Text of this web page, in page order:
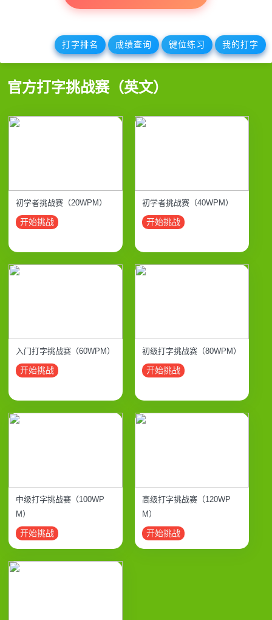
打字排名 成绩查询 键位练习 我的打字
官方打字挑战赛（英文）
初学者挑战赛（20WPM）
开始挑战
初学者挑战赛（40WPM）
开始挑战
入门打字挑战赛（60WPM）
开始挑战
初级打字挑战赛（80WPM）
开始挑战
中级打字挑战赛（100WP
M）
开始挑战
高级打字挑战赛（120WP
M）
开始挑战